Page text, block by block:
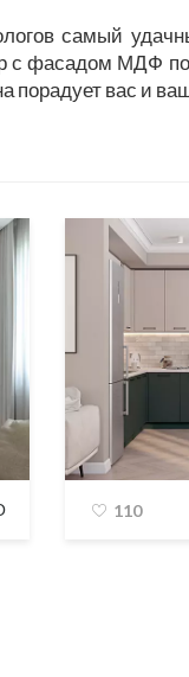
самый
с фасадом МДФ
порадует вас и
110